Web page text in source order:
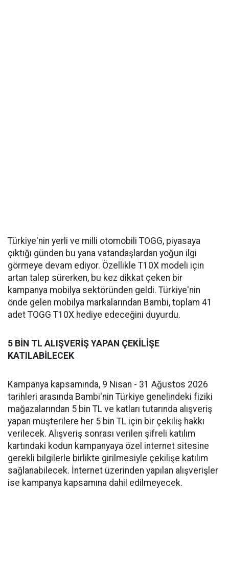
Türkiye'nin yerli ve milli otomobili TOGG, piyasaya
çıktığı günden bu yana vatandaşlardan yoğun ilgi
görmeye devam ediyor. Özellikle T10X modeli için
artan talep sürerken, bu kez dikkat çeken bir
kampanya mobilya sektöründen geldi. Türkiye'nin
önde gelen mobilya markalarından Bambi, toplam 41
adet TOGG T10X hediye edeceğini duyurdu.
5 BİN TL ALIŞVERİŞ YAPAN ÇEKİLİŞE
KATILABİLECEK
Kampanya kapsamında, 9 Nisan - 31 Ağustos 2026
tarihleri arasında Bambi'nin Türkiye genelindeki fiziki
mağazalarından 5 bin TL ve katları tutarında alışveriş
yapan müşterilere her 5 bin TL için bir çekiliş hakkı
verilecek. Alışveriş sonrası verilen şifreli katılım
kartındaki kodun kampanyaya özel internet sitesine
gerekli bilgilerle birlikte girilmesiyle çekilişe katılım
sağlanabilecek. İnternet üzerinden yapılan alışverişler
ise kampanya kapsamına dahil edilmeyecek.